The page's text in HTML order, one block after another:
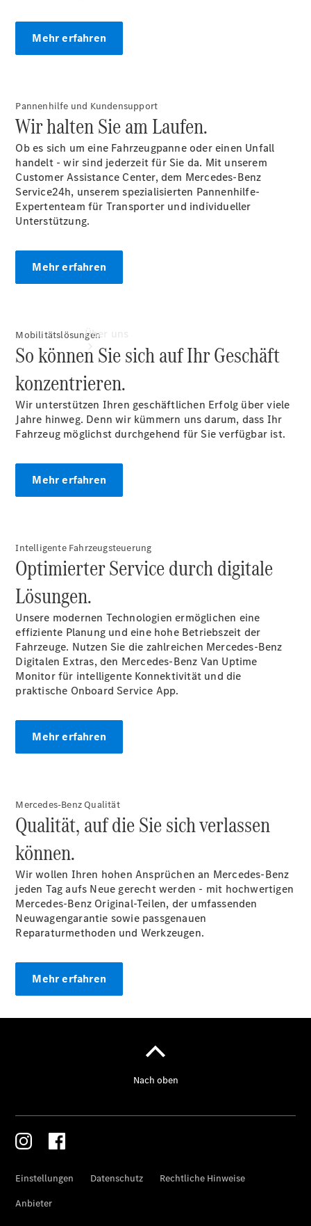
Garantie
und
QualityService
Digitale
Extras
Servicetermin
buchen
Über uns
Ansprechpartner
Standort &
Servicetermin
buchen
Mehr erfahren
Pannenhilfe und Kundensupport
Wir halten Sie am Laufen.
Ob es sich um eine Fahrzeugpanne oder einen Unfall
handelt - wir sind jederzeit für Sie da. Mit unserem
Customer Assistance Center, dem Mercedes-Benz
Service24h, unserem spezialisierten Pannenhilfe-
Expertenteam für Transporter und individueller
Unterstützung.
Mehr erfahren
Mobilitätslösungen
So können Sie sich auf Ihr Geschäft
konzentrieren.
Wir unterstützen Ihren geschäftlichen Erfolg über viele
Jahre hinweg. Denn wir kümmern uns darum, dass Ihr
Fahrzeug möglichst durchgehend für Sie verfügbar ist.
Mehr erfahren
Intelligente Fahrzeugsteuerung
Optimierter Service durch digitale
Lösungen.
Unsere modernen Technologien ermöglichen eine
effiziente Planung und eine hohe Betriebszeit der
Fahrzeuge. Nutzen Sie die zahlreichen Mercedes-Benz
Digitalen Extras, den Mercedes-Benz Van Uptime
Monitor für intelligente Konnektivität und die
praktische Onboard Service App.
Mehr erfahren
Mercedes-Benz Qualität
Qualität, auf die Sie sich verlassen
können.
Wir wollen Ihren hohen Ansprüchen an Mercedes-Benz
jeden Tag aufs Neue gerecht werden - mit hochwertigen
Mercedes-Benz Original-Teilen, der umfassenden
Neuwagengarantie sowie passgenauen
Reparaturmethoden und Werkzeugen.
Mehr erfahren